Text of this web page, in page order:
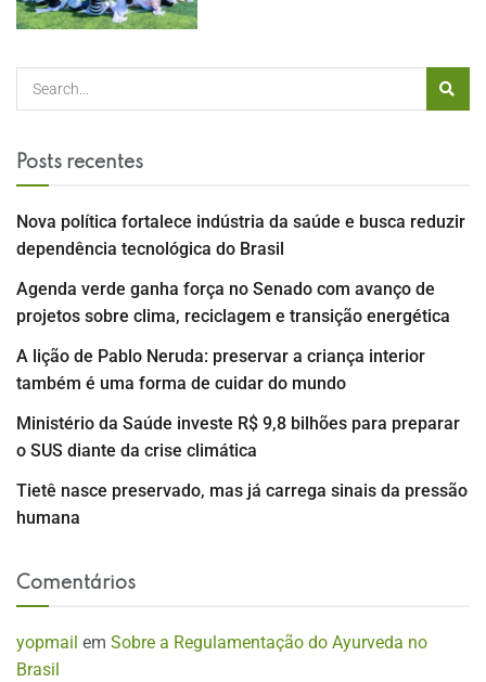
Posts recentes
Nova política fortalece indústria da saúde e busca reduzir
dependência tecnológica do Brasil
Agenda verde ganha força no Senado com avanço de
projetos sobre clima, reciclagem e transição energética
A lição de Pablo Neruda: preservar a criança interior
também é uma forma de cuidar do mundo
Ministério da Saúde investe R$ 9,8 bilhões para preparar
o SUS diante da crise climática
Tietê nasce preservado, mas já carrega sinais da pressão
humana
Comentários
yopmail em Sobre a Regulamentação do Ayurveda no
Brasil